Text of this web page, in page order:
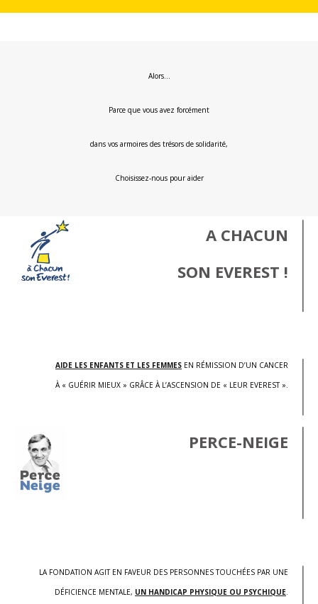
Alors…
Parce que vous avez forcément
dans vos armoires des trésors de solidarité,
Choisissez-nous pour aider
A CHACUN
SON EVEREST !
AIDE LES ENFANTS ET LES FEMMES EN RÉMISSION D’UN CANCER
À « GUÉRIR MIEUX » GRÂCE À L’ASCENSION DE « LEUR EVEREST ».
PERCE-NEIGE
LA FONDATION AGIT EN FAVEUR DES PERSONNES TOUCHÉES PAR UNE
DÉFICIENCE MENTALE, UN HANDICAP PHYSIQUE OU PSYCHIQUE.